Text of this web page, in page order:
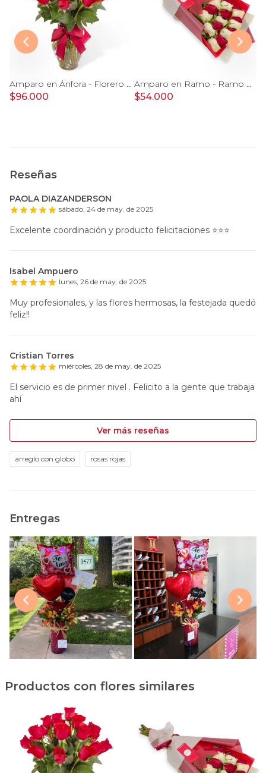
Amparo en Ánfora - Florero 24 rosas ecuatorianas rojo
$96.000
Amparo en Ramo - Ramo extendido 18 rosas blanco y rojo
$54.000
Reseñas
PAOLA DIAZANDERSON
sábado, 24 de may. de 2025
Excelente coordinación y producto felicitaciones ⭐️⭐️⭐️
Isabel Ampuero
lunes, 26 de may. de 2025
Muy profesionales, y las flores hermosas, la festejada quedó
feliz!!
Cristian Torres
miércoles, 28 de may. de 2025
El servicio es de primer nivel . Felicito a la gente que trabaja
ahí
Ver más reseñas
arreglo con globo rosas rojas
Entregas
Productos con flores similares